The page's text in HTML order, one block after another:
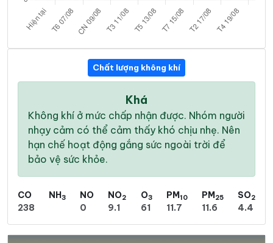
Chất lượng không khí
Khá
Không khí ở mức chấp nhận được. Nhóm người
nhạy cảm có thể cảm thấy khó chịu nhẹ. Nên
hạn chế hoạt động gắng sức ngoài trời để
bảo vệ sức khỏe.
CO
238
NH3
NO
0
NO2
9.1
O3
61
PM10
11.7
PM25
11.6
SO2
4.4